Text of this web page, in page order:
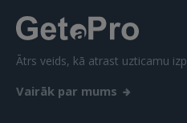
Ātrs veids, kā atrast uzticamu
Vairāk par mums